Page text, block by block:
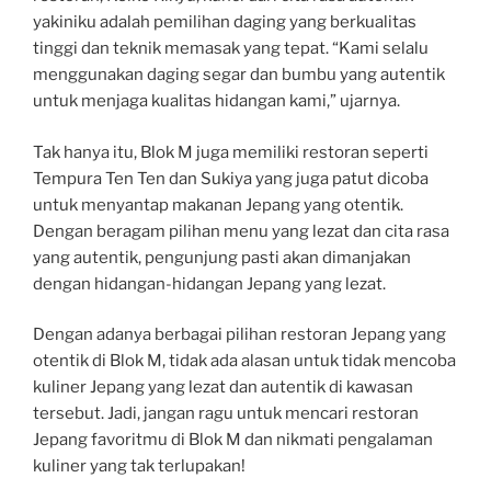
yakiniku adalah pemilihan daging yang berkualitas
tinggi dan teknik memasak yang tepat. “Kami selalu
menggunakan daging segar dan bumbu yang autentik
untuk menjaga kualitas hidangan kami,” ujarnya.
Tak hanya itu, Blok M juga memiliki restoran seperti
Tempura Ten Ten dan Sukiya yang juga patut dicoba
untuk menyantap makanan Jepang yang otentik.
Dengan beragam pilihan menu yang lezat dan cita rasa
yang autentik, pengunjung pasti akan dimanjakan
dengan hidangan-hidangan Jepang yang lezat.
Dengan adanya berbagai pilihan restoran Jepang yang
otentik di Blok M, tidak ada alasan untuk tidak mencoba
kuliner Jepang yang lezat dan autentik di kawasan
tersebut. Jadi, jangan ragu untuk mencari restoran
Jepang favoritmu di Blok M dan nikmati pengalaman
kuliner yang tak terlupakan!